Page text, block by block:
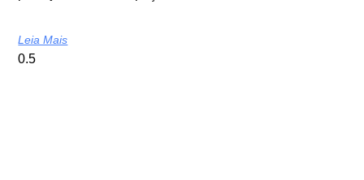
Leia Mais